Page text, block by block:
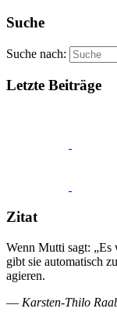
Suche
Suche nach:
Letzte Beiträge
Zitat
Wenn Mutti sagt: „Es
gibt sie automatisch
agieren.
— Karsten-Thilo